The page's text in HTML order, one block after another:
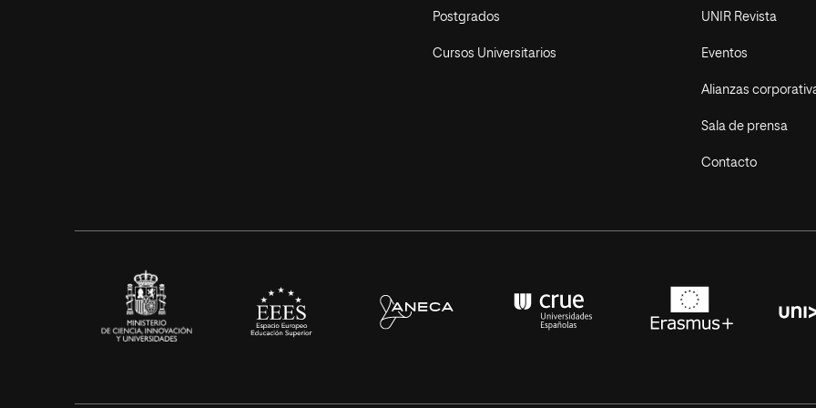
Postgrados
Cursos Universitarios
UNIR Revista
Eventos
Alianzas
Sala de prensa
Contacto